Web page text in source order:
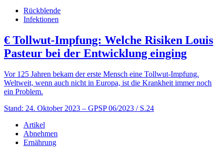
Rückblende
Infektionen
€ Tollwut-Impfung: Welche Risiken Louis
Pasteur bei der Entwicklung einging
Vor 125 Jahren bekam der erste Mensch eine Tollwut-Impfung.
Weltweit, wenn auch nicht in Europa, ist die Krankheit immer noch
ein Problem.
Stand: 24. Oktober 2023 – GPSP 06/2023 / S.24
Artikel
Abnehmen
Ernährung